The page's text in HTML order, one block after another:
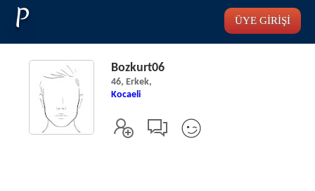
P ÜYE GİRİŞİ
Bozkurt06
46, Erkek,
Kocaeli